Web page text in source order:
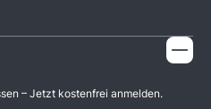
– Jetzt kostenfrei anmelden.